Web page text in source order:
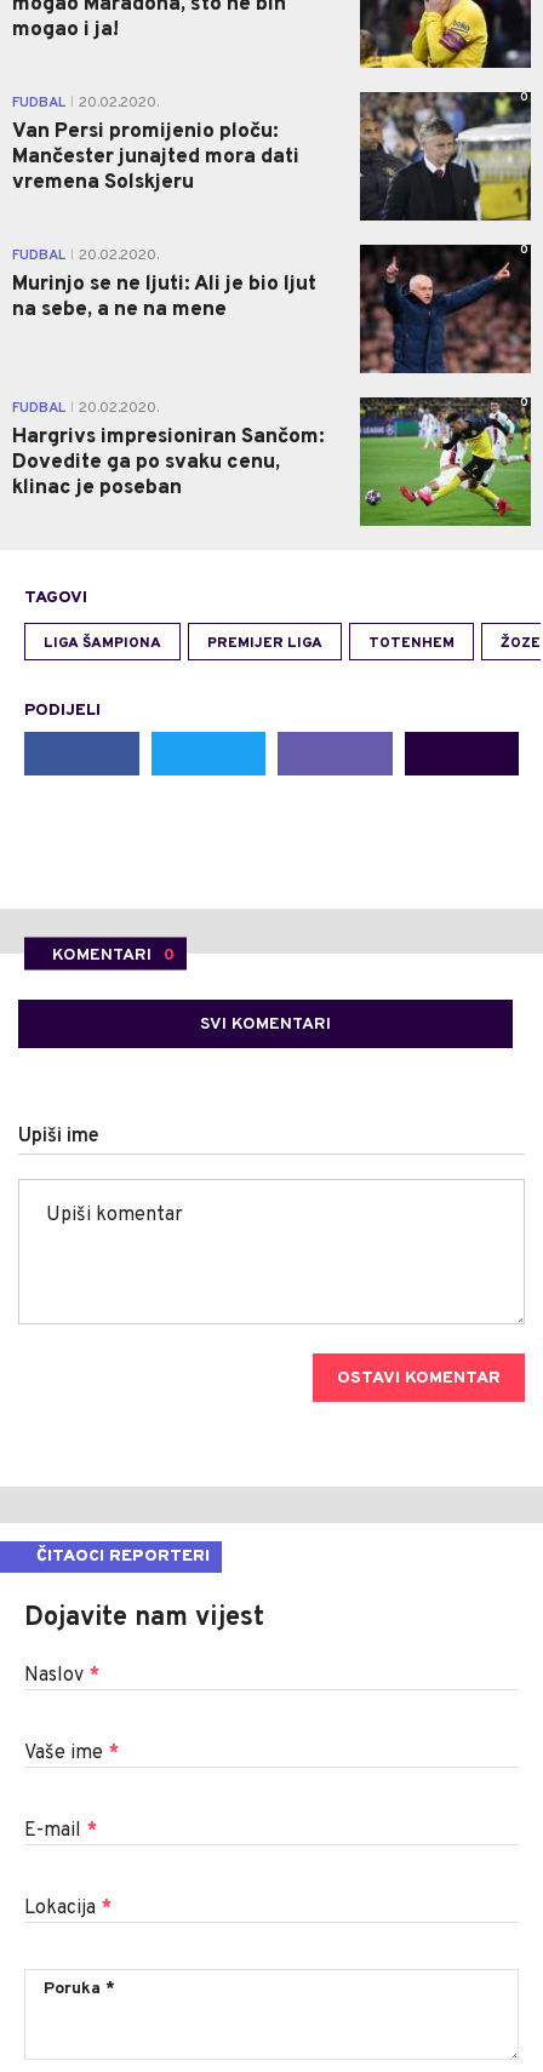
mogao i ja!
FUDBAL 20.02.2020.
Van Persi promijenio ploču:
Mančester junajted mora dati
vremena Solskjeru
0
FUDBAL 20.02.2020.
Murinjo se ne ljuti: Ali je bio ljut
na sebe, a ne na mene
0
FUDBAL 20.02.2020.
Hargrivs impresioniran Sančom:
Dovedite ga po svaku cenu,
klinac je poseban
0
TAGOVI
LIGA ŠAMPIONA PREMIJER LIGA TOTENHEM
PODIJELI
KOMENTARI 0
SVI KOMENTARI
Upiši ime
OSTAVI KOMENTAR
ČITAOCI REPORTERI
Dojavite nam vijest
Naslov *
Vaše ime *
E-mail *
Lokacija *